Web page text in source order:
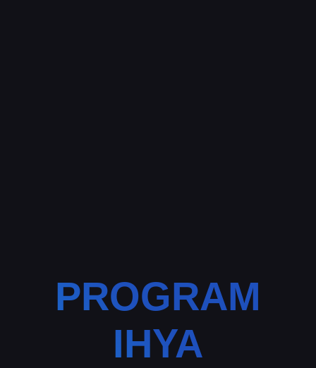
PROGRAM
IHYA